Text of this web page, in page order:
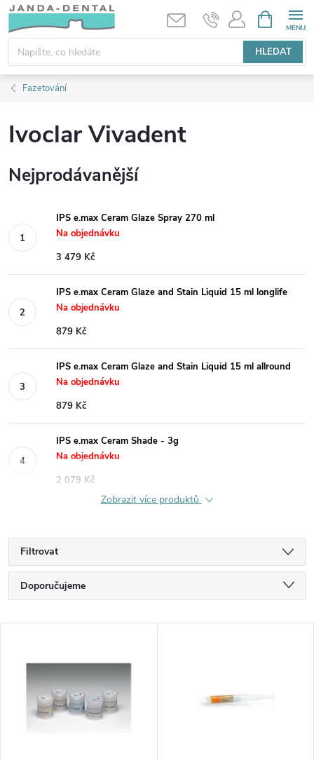
Přejít
obsah
HLEDAT
NÁKUPNÍ
KOŠÍK
Fazetování
Ivoclar Vivadent
Nejprodávanější
IPS e.max Ceram Glaze Spray 270 ml
Na objednávku
3 479 Kč
IPS e.max Ceram Glaze and Stain Liquid 15 ml longlife
Na objednávku
879 Kč
IPS e.max Ceram Glaze and Stain Liquid 15 ml allround
Na objednávku
879 Kč
IPS e.max Ceram Shade - 3g
Na objednávku
2 079 Kč
Zobrazit více produktů
Filtrovat
Ř
a
Doporučujeme
Nejprodávanější
Abecedně